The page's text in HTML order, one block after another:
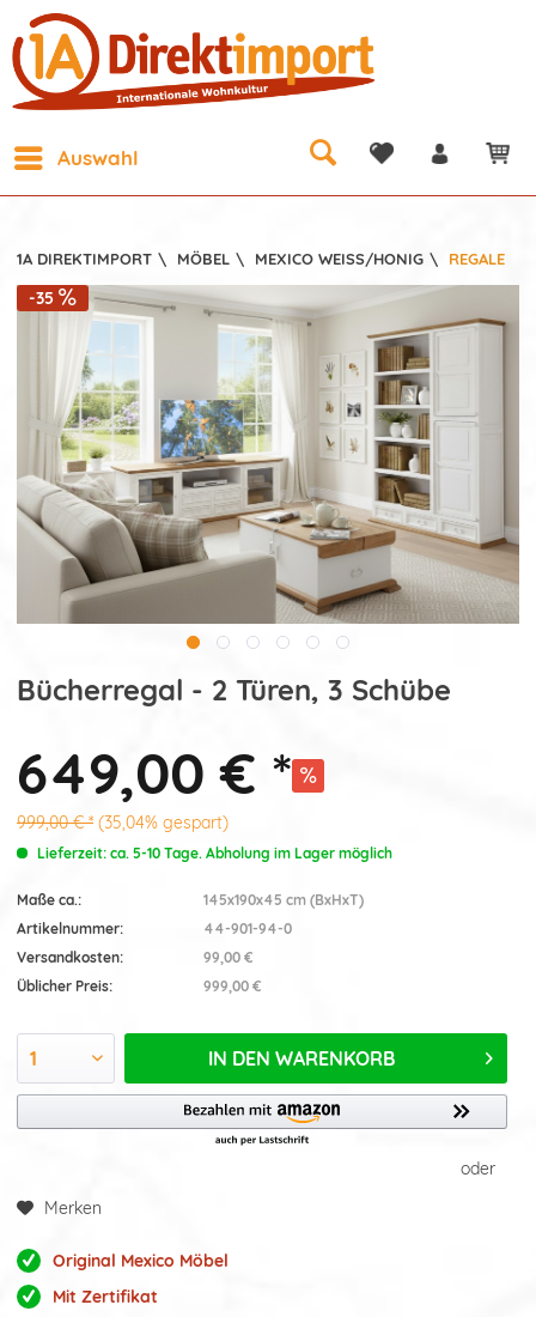
Auswahl
1A DIREKTIMPORT \ MÖBEL \ MEXICO WEISS/HONIG \ REGALE
-35
Bücherregal - 2 Türen, 3 Schübe
649,00 € *
999,00 € * (35,04% gespart)
Lieferzeit: ca. 5-10 Tage. Abholung im Lager möglich
Maße ca.:
145x190x45 cm (BxHxT)
Artikelnummer:
44-901-94-0
Versandkosten:
99,00 €
Üblicher Preis:
999,00 €
IN DEN WARENKORB
oder
Merken
Original Mexico Möbel
Mit Zertifikat